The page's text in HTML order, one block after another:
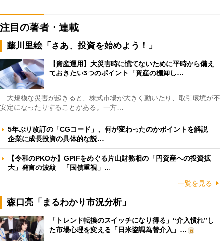
注目の著者・連載
藤川里絵「さあ、投資を始めよう！」
【資産運用】大災害時に慌てないために平時から備え
ておきたい3つのポイント「資産の棚卸し…
大規模な災害が起きると、株式市場が大きく動いたり、取引環境が不
安定になったりすることがある。一方…
5年ぶり改訂の「CGコード」、何が変わったのかポイントを解説
企業に成長投資の具体的な説…
【令和のPKOか】GPIFをめぐる片山財務相の「円資産への投資拡
大」発言の波紋 「国債重視」…
一覧を見る
森口亮「まるわかり市況分析」
「トレンド転換のスイッチになり得る」“介入慣れ”し
た市場心理を変える「日米協調為替介入」…